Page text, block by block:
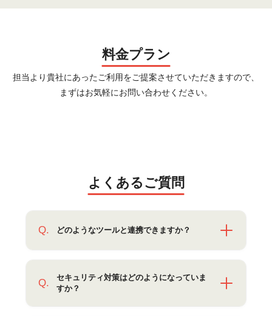
料金プラン
担当より貴社にあったご利用をご提案させていただきますので、
まずはお気軽にお問い合わせください。
よくあるご質問
Q. どのようなツールと連携できますか？
す。今後も順次連携ツールを拡大予定です。
Q.
セキュリティ対策はどのようになっていま
すか？